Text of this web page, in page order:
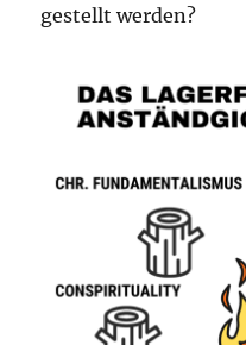
gestellt werden?